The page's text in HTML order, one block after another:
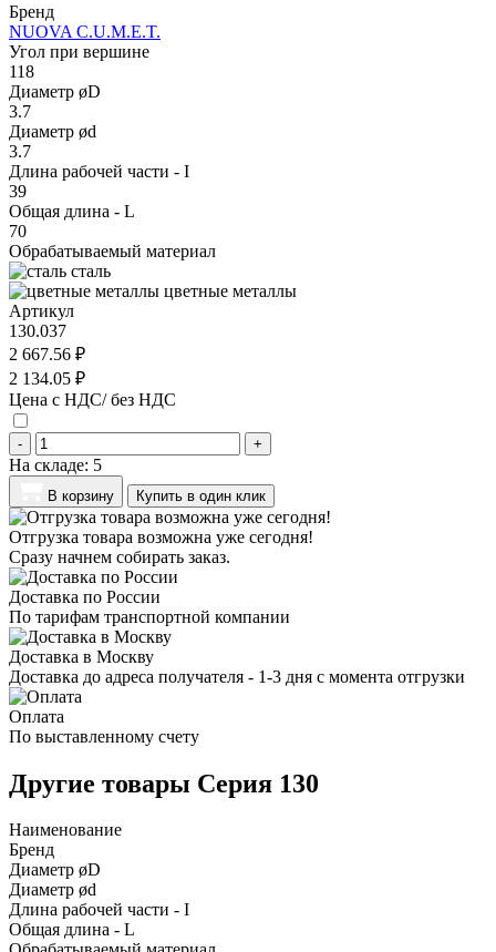
Бренд
NUOVA C.U.M.E.T.
Угол при вершине
118
Диаметр øD
3.7
Диаметр ød
3.7
Длина рабочей части - I
39
Общая длина - L
70
Обрабатываемый материал
сталь
цветные металлы
Артикул
130.037
2 667.56 ₽
2 134.05 ₽
Цена с НДС/ без НДС
- +
На складе: 5
В корзину Купить в один клик
Отгрузка товара возможна уже сегодня!
Сразу начнем собирать заказ.
Доставка по России
По тарифам транспортной компании
Доставка в Москву
Доставка до адреса получателя - 1-3 дня с момента отгрузки
Оплата
По выставленному счету
Другие товары Серия 130
Наименование
Бренд
Диаметр øD
Диаметр ød
Длина рабочей части - I
Общая длина - L